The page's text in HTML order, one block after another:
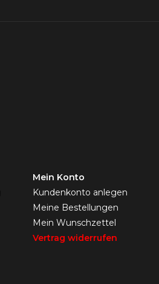
Mein Konto
Kundenkonto anlegen
Meine Bestellungen
Mein Wunschzettel
Vertrag widerrufen